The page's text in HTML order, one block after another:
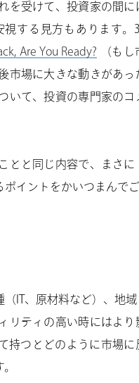
を受けて、投資家の間に
する見方もあります。
Are You Ready? （もし
市場に大きな動きがあっ
いて、投資の専門家の
とと同じ内容で、まさに
イントをかいつまんでご
IT、原材料など）、地
リティの高い時にはより
持つとどのように市場